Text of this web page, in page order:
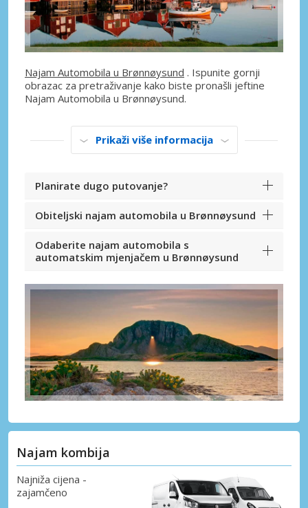
Najam Automobila u Brønnøysund . Ispunite gornji
obrazac za pretraživanje kako biste pronašli jeftine
Najam Automobila u Brønnøysund.
Prikaži više informacija
Planirate dugo putovanje?
Obiteljski najam automobila u Brønnøysund
Odaberite najam automobila s
automatskim mjenjačem u Brønnøysund
Najam kombija
Najniža cijena -
zajamčeno